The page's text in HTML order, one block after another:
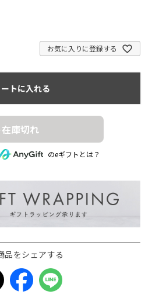
お気に入りに登録する
トに入れる
庫切れ
のeギフトとは？
品をシェアする